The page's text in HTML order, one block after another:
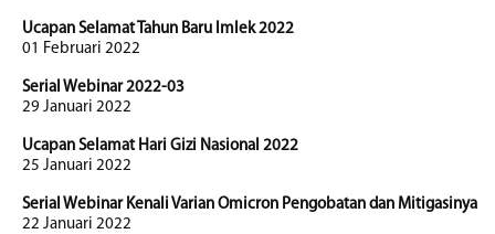
Ucapan Selamat Tahun Baru Imlek 2022
01 Februari 2022
Serial Webinar 2022-03
29 Januari 2022
Ucapan Selamat Hari Gizi Nasional 2022
25 Januari 2022
Serial Webinar Kenali Varian Omicron Pengobatan dan Mitigasinya
22 Januari 2022